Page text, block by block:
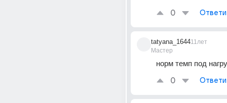
0
tatyana_1644
Мастер
11лет
норм темп под
0